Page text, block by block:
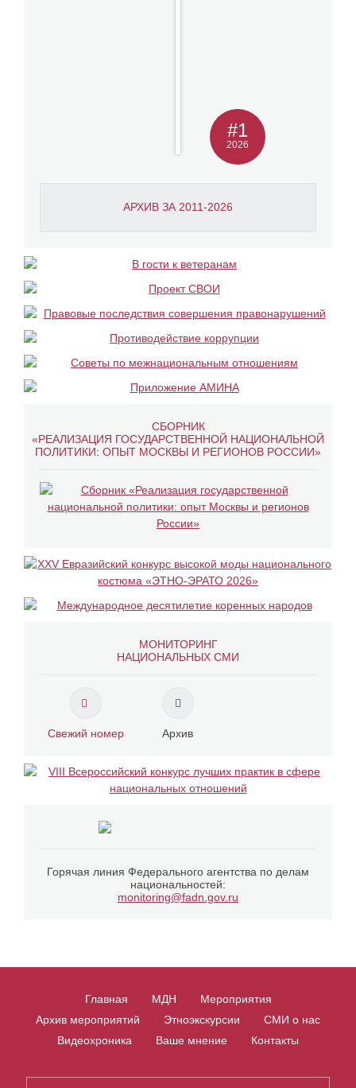
АРХИВ ЗА 2011-2026
#1
2026
СБОРНИК
«РЕАЛИЗАЦИЯ ГОСУДАРСТВЕННОЙ НАЦИОНАЛЬНОЙ
ПОЛИТИКИ: ОПЫТ МОСКВЫ И РЕГИОНОВ РОССИИ»
МОНИТОРИНГ
НАЦИОНАЛЬНЫХ СМИ
Свежий номер Архив
Горячая линия Федерального агентства по делам
национальностей:
monitoring@fadn.gov.ru
Главная МДН
Мероприятия
Архив мероприятий
Этноэкскурсии
СМИ о нас
Видеохроника
Ваше мнение Контакты